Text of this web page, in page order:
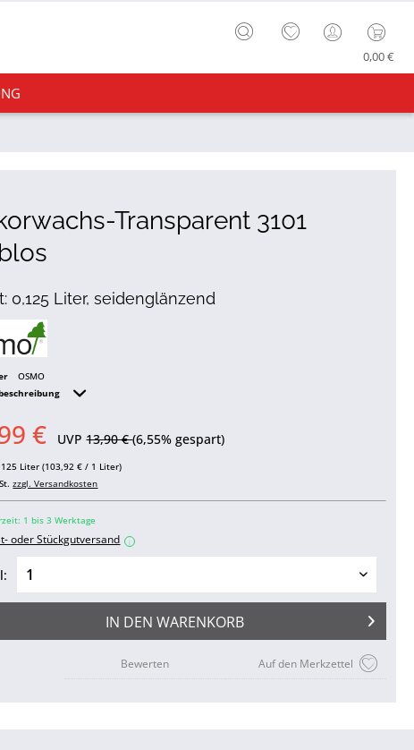
0,00 €
Transparent 3101
0,125 Liter, seidenglänzend
OSMO
€ UVP13,90 €(6,55% gespart)
Liter (103,92 € / 1 Liter)
zzgl. Versandkosten
1 bis 3 Werktage
oder Stückgutversand i
IN DEN WARENKORB
Auf den Merkzettel
Bewerten